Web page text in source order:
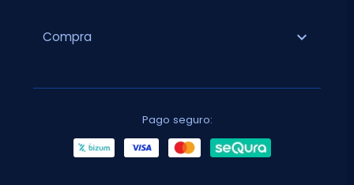
Compra expand_more
Pago seguro: